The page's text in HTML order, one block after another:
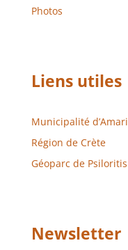
Photos
Liens utiles
Municipalité d’Amari
Région de Crète
Géoparc de Psiloritis
Newsletter